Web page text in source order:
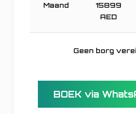
Maand
15899
AED
Geen borg
BOEK via